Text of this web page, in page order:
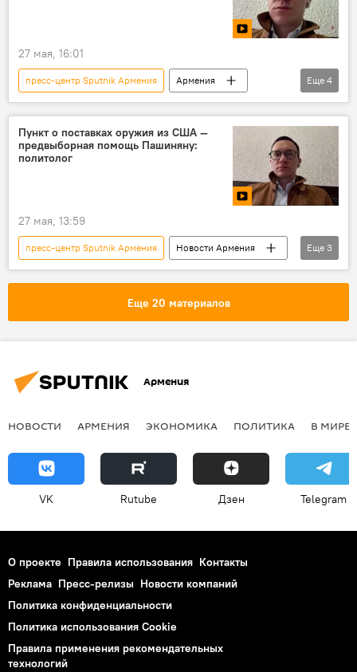
27 мая, 16:01
пресс-центр Sputnik Армения
Армения
Новости Армения
Пресс-центр
Марк Рубио
Видео
Еще 4
Пункт о поставках оружия из США —
предвыборная помощь Пашиняну:
политолог
27 мая, 13:59
пресс-центр Sputnik Армения
Новости Армения
США
Видео Пресс-центр
Еще 3
Еще 20 материалов
Армения
НОВОСТИ АРМЕНИЯ ЭКОНОМИКА ПОЛИТИКА В МИРЕ
VK Rutube Дзен Telegram
О проекте Правила использования Контакты
Реклама Пресс-релизы Новости компаний
Политика конфиденциальности
Политика использования Cookie
Правила применения рекомендательных
технологий